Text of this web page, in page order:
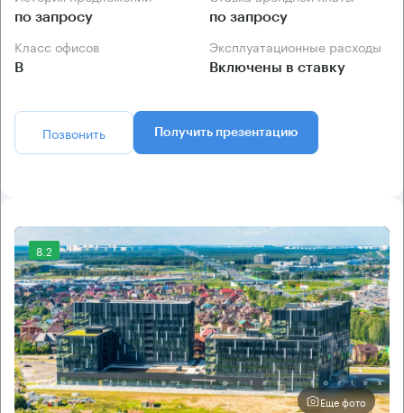
по запросу по запросу
Класс офисов
B
Эксплуатационные расходы
Включены в ставку
Позвонить Получить презентацию
8.2
Еще фото